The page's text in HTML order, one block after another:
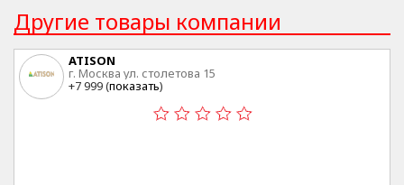
Другие товары компании
ATISON
г. Москва ул. столетова 15
+7 999 (показать)